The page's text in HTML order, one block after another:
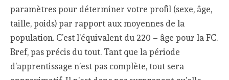
paramètres pour déterminer votre profil (sexe, âge,
taille, poids) par rapport aux moyennes de la
population. C’est l’équivalent du 220 – âge pour la FC.
Bref, pas précis du tout. Tant que la période
d’apprentissage n’est pas complète, tout sera